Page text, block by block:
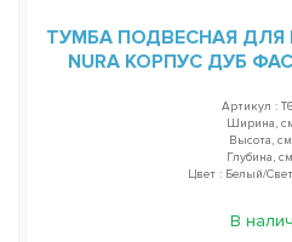
ТУМБА ПОДВЕСНАЯ ДЛЯ
NURA КОРПУС ДУБ
Артикул :
Ширина,
Высота,
Глубина,
Цвет : Белый/
В